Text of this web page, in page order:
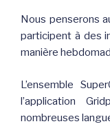
Nous penserons
participent à des
manière
L’ensemble
l’application
nombreuses